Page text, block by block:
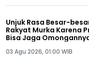
Unjuk Rasa Besar-
Rakyat Murka Karena
Bisa Jaga
03 Agu 2026, 01:00 WIB